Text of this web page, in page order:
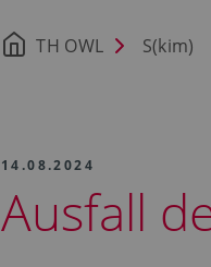
TH OWL S(kim)
14.08.2024
Ausfall